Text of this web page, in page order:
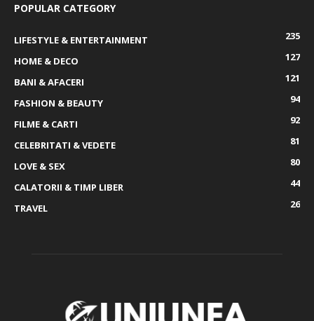
POPULAR CATEGORY
LIFESTYLE & ENTERTAINMENT
235
HOME & DECO
127
BANI & AFACERI
121
FASHION & BEAUTY
94
FILME & CARTI
92
CELEBRITATI & VEDETE
81
LOVE & SEX
80
CALATORII & TIMP LIBER
44
TRAVEL
26